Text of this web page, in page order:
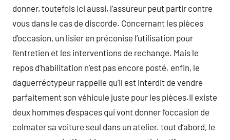
donner, toutefois ici aussi, l’assureur peut partir contre
vous dans le cas de discorde. Concernant les pièces
d’occasion, un lisier en préconise l’utilisation pour
l’entretien et les interventions de rechange. Mais le
repos d’habilitation n’est pas encore posté. enfin, le
daguerréotypeur rappelle qu’il est interdit de vendre
parfaitement son véhicule juste pour les pièces.Il existe
deux hommes d’espaces qui vont donner l’occasion de
colmater sa voiture seul dans un atelier. tout d’abord, le